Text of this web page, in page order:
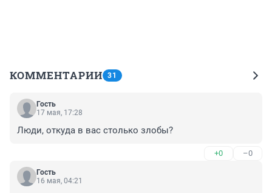
КОММЕНТАРИИ 31
Гость
17 мая, 17:28
Люди, откуда в вас столько злобы?
+0 –0
Гость
16 мая, 04:21